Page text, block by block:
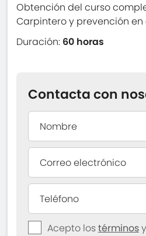
Obtención del curso
Carpintero y prevención en
Duración: 60 horas
Contacta con
Acepto lostérminosy